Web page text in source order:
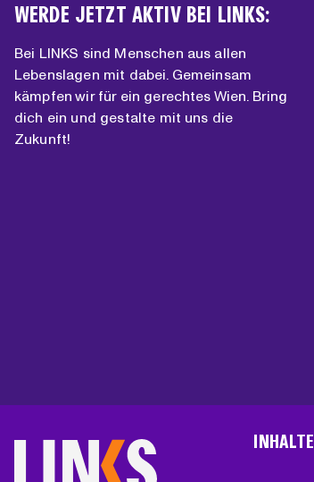
WERDE JETZT AKTIV BEI LINKS:
Bei LINKS sind Menschen aus allen
Lebenslagen mit dabei. Gemeinsam
kämpfen wir für ein gerechtes Wien. Bring
dich ein und gestalte mit uns die
Zukunft!
INHALTE